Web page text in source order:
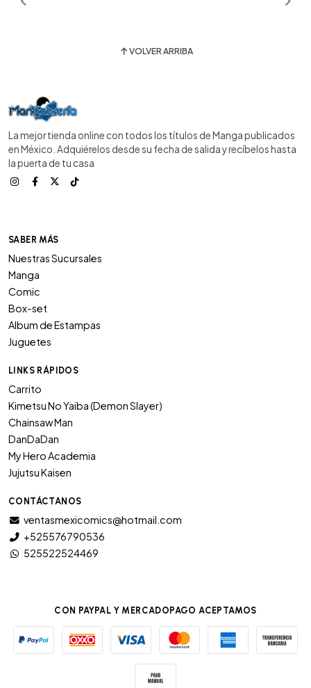
VOLVER ARRIBA
La mejor tienda online con todos los títulos de Manga publicados
en México. Adquiérelos desde su fecha de salida y recíbelos hasta
la puerta de tu casa
SABER MÁS
Nuestras Sucursales
Manga
Comic
Box-set
Album de Estampas
Juguetes
LINKS RÁPIDOS
Carrito
Kimetsu No Yaiba (Demon Slayer)
Chainsaw Man
DanDaDan
My Hero Academia
Jujutsu Kaisen
CONTÁCTANOS
ventasmexicomics@hotmail.com
+525576790536
525522524469
CON PAYPAL Y MERCADOPAGO ACEPTAMOS